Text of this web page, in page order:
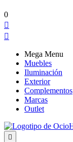
0


Mega Menu
Muebles
Iluminación
Exterior
Complementos
Marcas
Outlet
